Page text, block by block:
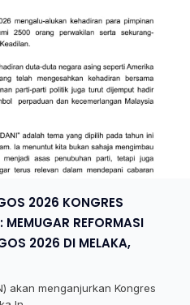
2026 KONGRES
REFORMASI
2026 DI MELAKA,
akan menganjurkan Kongres